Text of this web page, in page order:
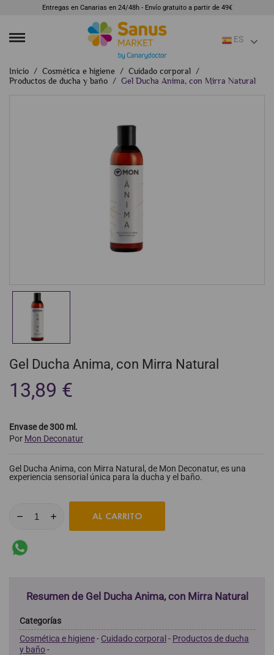
Entregas en Canarias en 24/48h - Envío gratuito a partir de 49€
ES
Inicio Cosmética e higiene
Cuidado corporal
Productos de ducha y baño
Gel Ducha Anima, con Mirra Natural
Gel Ducha Anima, con Mirra Natural
13,89 €
Envase de 300 ml.
Por Mon Deconatur
Gel Ducha Anima, con Mirra Natural, de Mon Deconatur, es una
experiencia sensorial única para la ducha y el baño.
AL CARRITO
Resumen de Gel Ducha Anima, con Mirra Natural
Categorías
Cosmética e higiene- Cuidado corporal- Productos de ducha
y baño-